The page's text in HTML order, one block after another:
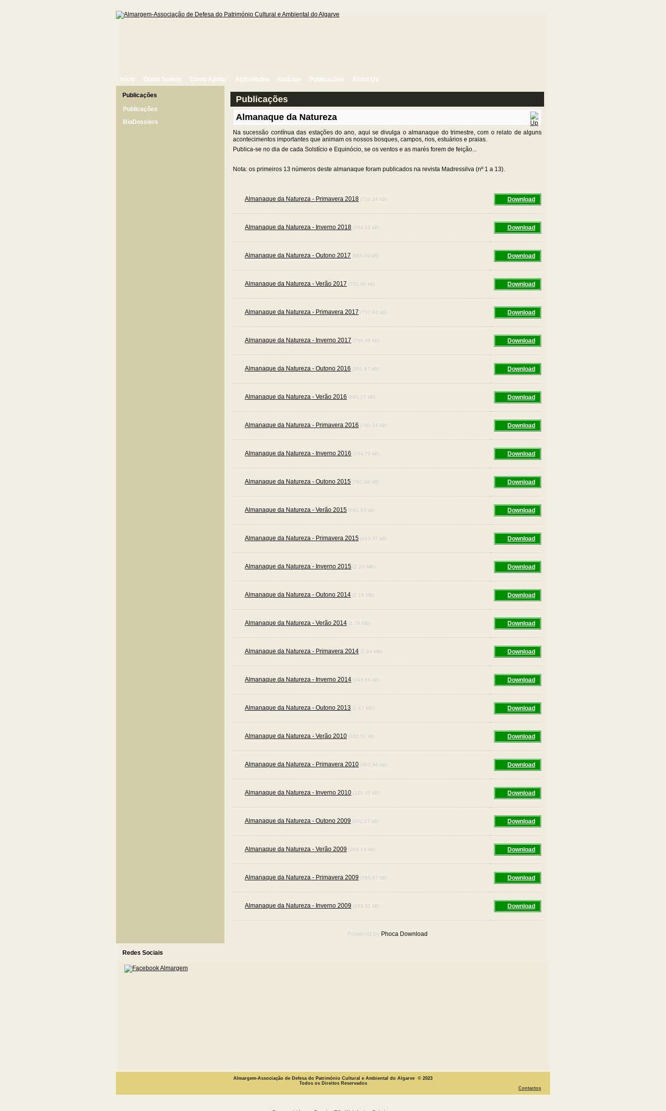
Início Quem Somos Como Apoiar Actividades Notícias Publicações About Us
Publicações
Publicações
BioDossiers
Publicações
Almanaque da Natureza
Na sucessão contínua das estações do ano, aqui se divulga o almanaque do trimestre, com o relato de alguns
acontecimentos importantes que animam os nossos bosques, campos, rios, estuários e praias.
Publica-se no dia de cada Solstício e Equinócio, se os ventos e as marés forem de feição...
Nota: os primeiros 13 números deste almanaque foram publicados na revista Madressilva (nº 1 a 13).
Almanaque da Natureza - Primavera 2018 (739.34 kB) Download
Almanaque da Natureza - Inverno 2018 (764.12 kB) Download
Almanaque da Natureza - Outono 2017 (666.09 kB) Download
Almanaque da Natureza - Verão 2017 (701.06 kB) Download
Almanaque da Natureza - Primavera 2017 (757.94 kB) Download
Almanaque da Natureza - Inverno 2017 (746.48 kB) Download
Almanaque da Natureza - Outono 2016 (681.67 kB) Download
Almanaque da Natureza - Verão 2016 (663.27 kB) Download
Almanaque da Natureza - Primavera 2016 (740.24 kB) Download
Almanaque da Natureza - Inverno 2016 (764.79 kB) Download
Almanaque da Natureza - Outono 2015 (781.98 kB) Download
Almanaque da Natureza - Verão 2015 (691.93 kB) Download
Almanaque da Natureza - Primavera 2015 (413.37 kB) Download
Almanaque da Natureza - Inverno 2015 (2.20 MB) Download
Almanaque da Natureza - Outono 2014 (2.16 MB) Download
Almanaque da Natureza - Verão 2014 (1.79 MB) Download
Almanaque da Natureza - Primavera 2014 (1.94 MB) Download
Almanaque da Natureza - Inverno 2014 (343.88 kB) Download
Almanaque da Natureza - Outono 2013 (1.67 MB) Download
Almanaque da Natureza - Verão 2010 (332.51 kB) Download
Almanaque da Natureza - Primavera 2010 (363.34 kB) Download
Almanaque da Natureza - Inverno 2010 (326.45 kB) Download
Almanaque da Natureza - Outono 2009 (332.27 kB) Download
Almanaque da Natureza - Verão 2009 (368.13 kB) Download
Almanaque da Natureza - Primavera 2009 (385.67 kB) Download
Almanaque da Natureza - Inverno 2009 (333.51 kB) Download
Powered by Phoca Download
Redes Sociais
Almargem-Associação de Defesa do Património Cultural e Ambiental do Algarve © 2023
Todos os Direitos Reservados
Contactos